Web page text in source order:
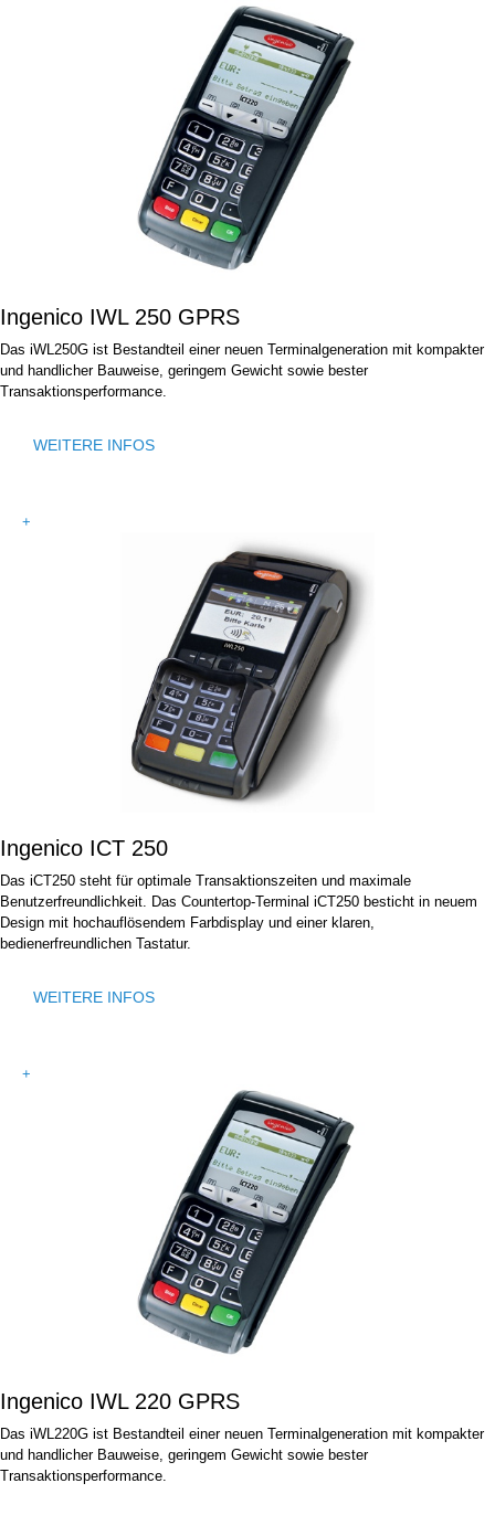
Ingenico IWL 250 GPRS
Das iWL250G ist Bestandteil einer neuen Terminalgeneration mit kompakter
und handlicher Bauweise, geringem Gewicht sowie bester
Transaktionsperformance.
WEITERE INFOS
+
Ingenico ICT 250
Das iCT250 steht für optimale Transaktionszeiten und maximale
Benutzerfreundlichkeit. Das Countertop-Terminal iCT250 besticht in neuem
Design mit hochauflösendem Farbdisplay und einer klaren,
bedienerfreundlichen Tastatur.
WEITERE INFOS
+
Ingenico IWL 220 GPRS
Das iWL220G ist Bestandteil einer neuen Terminalgeneration mit kompakter
und handlicher Bauweise, geringem Gewicht sowie bester
Transaktionsperformance.